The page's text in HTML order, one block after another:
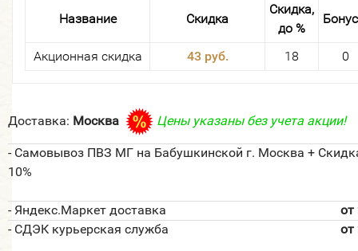
Название Скидка
Скидка,
до %
Акционная скидка 43 руб. 18 0
Доставка: Москва Цены указаны без учета акции!
- Самовывоз ПВЗ МГ на Бабушкинской г. Москва +
10%
- Яндекс.Маркет доставка
- СДЭК курьерская служба